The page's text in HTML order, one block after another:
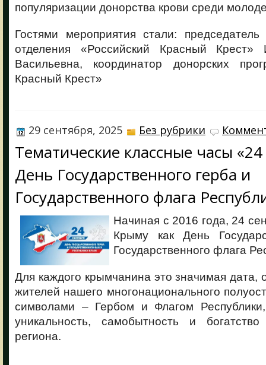
популяризации донорства крови среди
Гостями мероприятия стали: председатель
отделения «Российский Красный Крест»
Васильевна, координатор донорских
Красный Крест»
29 сентября, 2025 Без рубрики
Тематические классные часы
День Государственного герба и
Государственного флага
Начиная с 2016 года, 24
Крыму как День
Государственного флага
Для каждого крымчанина это значимая дата,
жителей нашего многонационального
символами – Гербом и Флагом
уникальность, самобытность и
региона.